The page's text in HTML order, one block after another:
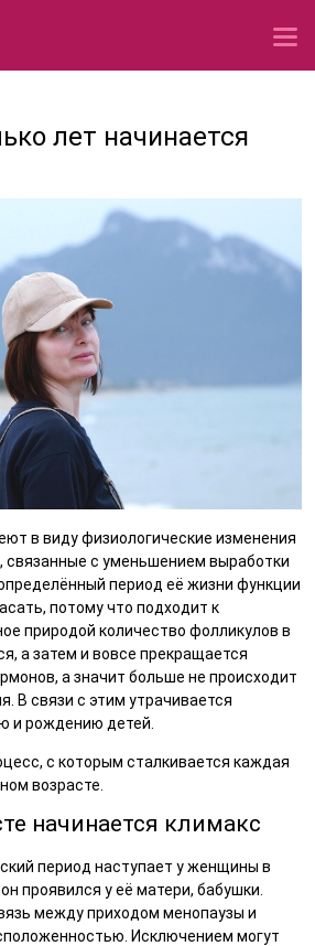
лет начинается
в виду физиологические изменения
с уменьшением выработки
период её жизни функции
потому что подходит к
природой количество фолликулов в
а затем и вовсе прекращается
а значит больше не происходит
В связи с этим утрачивается
и рождению детей.
с которым сталкивается каждая
возрасте.
начинается климакс
период наступает у женщины в
проявился у её матери, бабушки.
между приходом менопаузы и
Исключением могут